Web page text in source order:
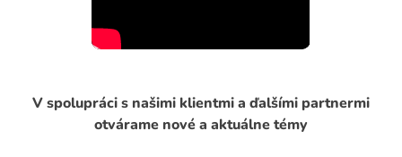
V spolupráci s našimi klientmi a ďalšími partnermi
otvárame nové a aktuálne témy